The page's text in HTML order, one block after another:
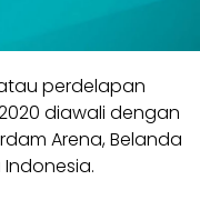
perdelapan
diawali dengan
Arena, Belanda
Indonesia.